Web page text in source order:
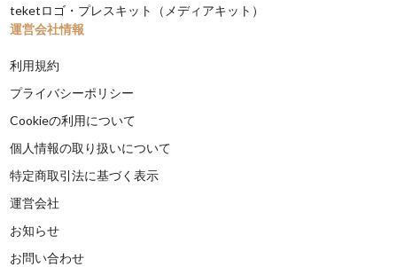
teketロゴ・プレスキット（メディアキット）
運営会社情報
利用規約
プライバシーポリシー
Cookieの利用について
個人情報の取り扱いについて
特定商取引法に基づく表示
運営会社
お知らせ
お問い合わせ